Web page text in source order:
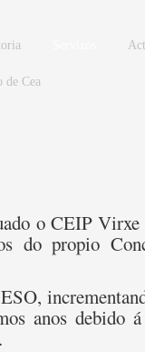
de Cea
o CEIP
do propio
anos debido